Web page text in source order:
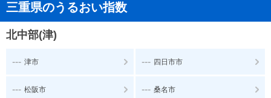
三重県のうるおい指数
北中部(津)
--- 津市 --- 四日市市
--- 松阪市 --- 桑名市